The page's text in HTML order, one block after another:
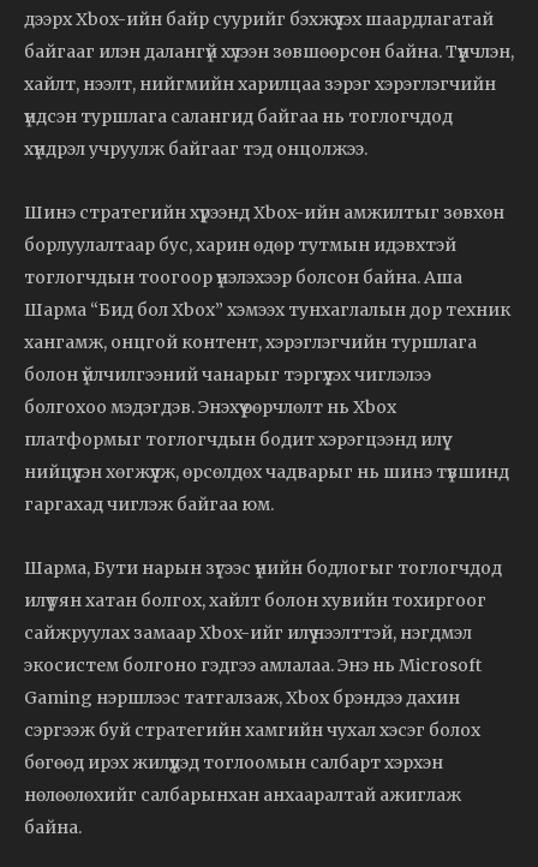
дээрх Xbox-ийн байр суурийг бэхжүүлэх шаардлагатай
байгааг илэн далангүй хүлээн зөвшөөрсөн байна. Түүнчлэн,
хайлт, нээлт, нийгмийн харилцаа зэрэг хэрэглэгчийн
үндсэн туршлага салангид байгаа нь тоглогчдод
хүндрэл учруулж байгааг тэд онцолжээ.
Шинэ стратегийн хүрээнд Xbox-ийн амжилтыг зөвхөн
борлуулалтаар бус, харин өдөр тутмын идэвхтэй
тоглогчдын тоогоор үнэлэхээр болсон байна. Аша
Шарма “Бид бол Xbox” хэмээх тунхаглалын дор техник
хангамж, онцгой контент, хэрэглэгчийн туршлага
болон үйлчилгээний чанарыг тэргүүлэх чиглэлээ
болгохоо мэдэгдэв. Энэхүү өөрчлөлт нь Xbox
платформыг тоглогчдын бодит хэрэгцээнд илүү
нийцүүлэн хөгжүүлж, өрсөлдөх чадварыг нь шинэ түвшинд
гаргахад чиглэж байгаа юм.
Шарма, Бути нарын зүгээс үнийн бодлогыг тоглогчдод
илүү уян хатан болгох, хайлт болон хувийн тохиргоог
сайжруулах замаар Xbox-ийг илүү нээлттэй, нэгдмэл
экосистем болгоно гэдгээ амлалаа. Энэ нь Microsoft
Gaming нэршлээс татгалзаж, Xbox брэндээ дахин
сэргээж буй стратегийн хамгийн чухал хэсэг болох
бөгөөд ирэх жилүүдэд тоглоомын салбарт хэрхэн
нөлөөлөхийг салбарынхан анхааралтай ажиглаж
байна.